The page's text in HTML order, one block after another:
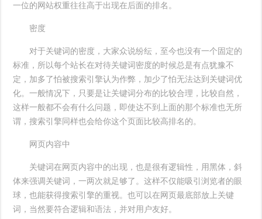
一位的网站权重往往高于出现在后面的排名。
密度
对于关键词的密度，大家众说纷纭，至今也没有一个固定的
标准，所以每个站长在对待关键词密度的时候总是有点犹豫不
定，加多了怕被搜索引擎认为作弊，加少了怕无法达到关键词优
化。一般情况下，只要是让关键词分布的比较合理，比较自然，
这样一般都不会有什么问题，即使达不到上面的那个标准也无所
谓，搜索引擎同样也会给你这个页面比较高排名的。
网页内容中
关键词在网页内容中的出现，也是很有逻辑性，用黑体，斜
体来强调关键词，一两次就足够了。这样不仅能吸引浏览者的眼
球，也能获得搜索引擎的重视。也可以在网页最底部放上关键
词，当然要符合逻辑和语法，并对用户友好。